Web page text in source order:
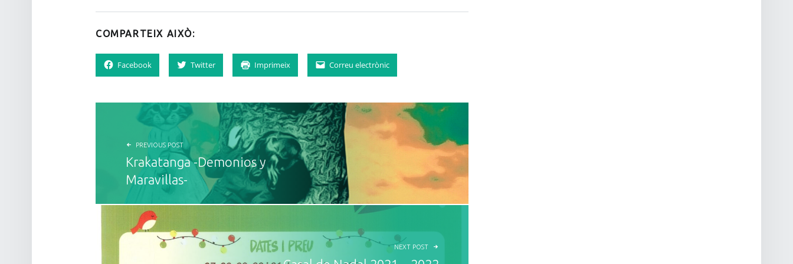
COMPARTEIX AIXÒ:
Facebook Twitter Imprimeix Correu electrònic
NAVEGACIÓ D'ENTRADES
PREVIOUS POST
Krakatanga -Demonios y
Maravillas-
NEXT POST